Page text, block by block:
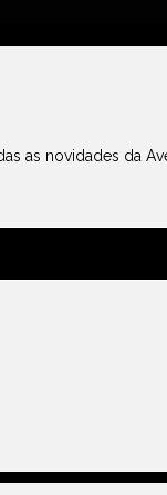
as novidades da